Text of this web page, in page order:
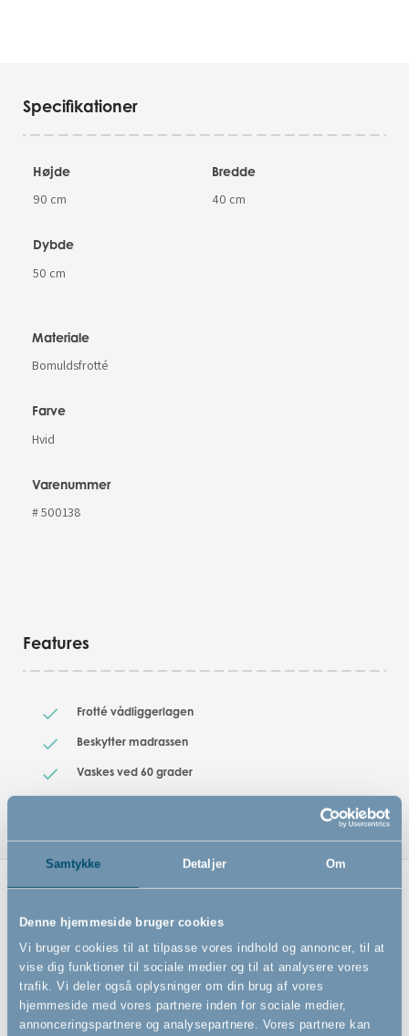
Samtykke Detaljer Om
Denne hjemmeside bruger cookies
Vi bruger cookies til at tilpasse vores indhold og annoncer, til at
vise dig funktioner til sociale medier og til at analysere vores
trafik. Vi deler også oplysninger om din brug af vores
hjemmeside med vores partnere inden for sociale medier,
annonceringspartnere og analysepartnere. Vores partnere kan
Specifikationer
Højde
90 cm
Bredde
40 cm
Dybde
50 cm
Materiale
Bomuldsfrotté
Farve
Hvid
Varenummer
# 500138
Features
Frotté vådliggerlagen
Beskytter madrassen
Vaskes ved 60 grader